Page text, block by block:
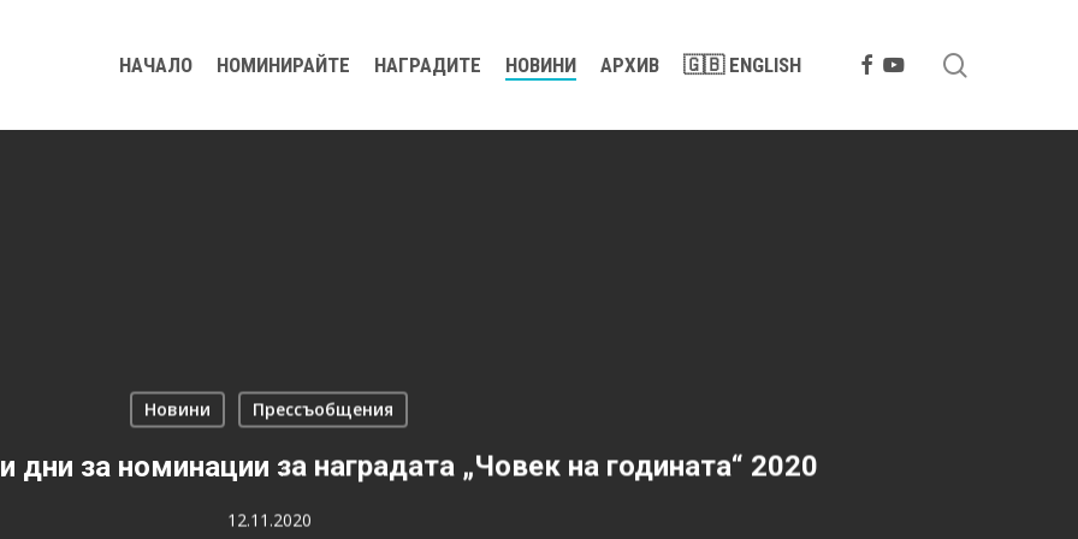
НАЧАЛО НОМИНИРАЙТЕ НАГРАДИТЕ НОВИНИ АРХИВ 🇬🇧 ENGLISH FACEBOOK
YOUTUBE
Новини Прессъобщения
дни за номинации за наградата „Човек на годината“ 2020
12.11.2020